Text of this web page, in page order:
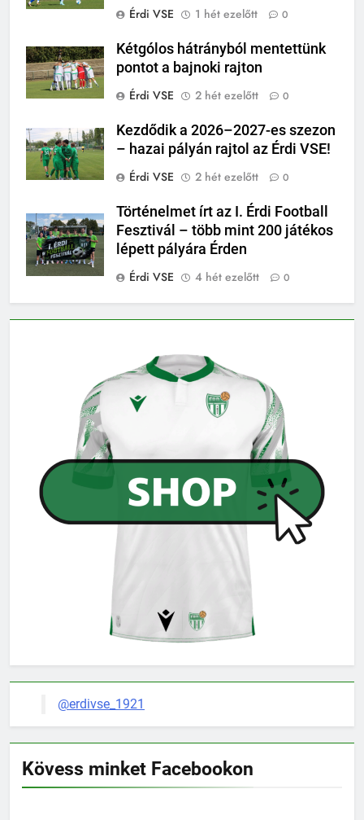
Érdi VSE
1 hét ezelőtt 0
Kétgólos hátrányból mentettünk
pontot a bajnoki rajton
Érdi VSE
2 hét ezelőtt 0
Kezdődik a 2026–2027-es szezon
– hazai pályán rajtol az Érdi VSE!
Érdi VSE
2 hét ezelőtt 0
Történelmet írt az I. Érdi Football
Fesztivál – több mint 200 játékos
lépett pályára Érden
Érdi VSE
4 hét ezelőtt 0
@erdivse_1921
Kövess minket Facebookon